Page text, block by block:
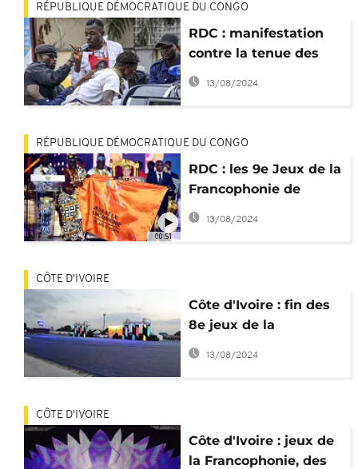
RÉPUBLIQUE DÉMOCRATIQUE DU CONGO
RDC : manifestation
contre la tenue des
Jeux de la
Francophonie
13/08/2024
00:51
RÉPUBLIQUE DÉMOCRATIQUE DU CONGO
RDC : les 9e Jeux de la
Francophonie de
nouveau repoussés
pour 2023
13/08/2024
CÔTE D'IVOIRE
Côte d'Ivoire : fin des
8e jeux de la
Francophonie à
Abidjan
13/08/2024
CÔTE D'IVOIRE
Côte d'Ivoire : jeux de
la Francophonie, des